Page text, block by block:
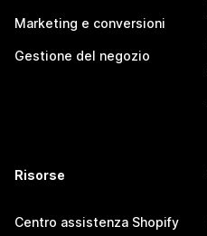
Marketing e conversioni
Gestione del negozio
Risorse
Centro assistenza Shopify